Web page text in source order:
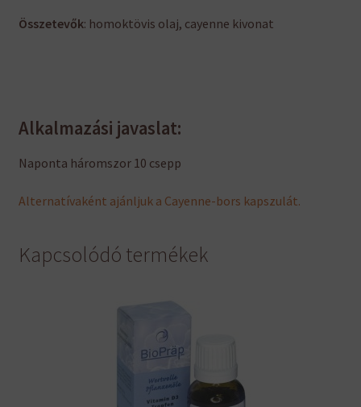
Összetevők: homoktövis olaj, cayenne kivonat
Alkalmazási javaslat:
Naponta háromszor 10 csepp
Alternatívaként ajánljuk a Cayenne-bors kapszulát.
Kapcsolódó termékek